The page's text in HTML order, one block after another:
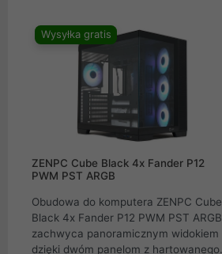
Wysyłka gratis
ZENPC Cube Black 4x Fander P12
PWM PST ARGB
Obudowa do komputera ZENPC Cube
Black 4x Fander P12 PWM PST ARGB
zachwyca panoramicznym widokiem
dzięki dwóm panelom z hartowanego